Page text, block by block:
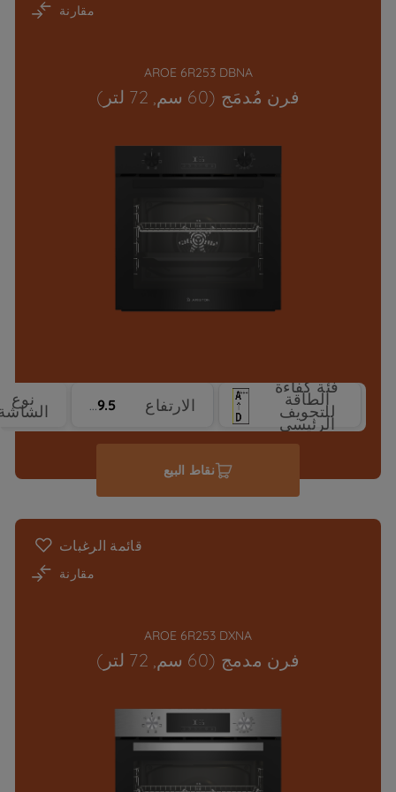
مقارنة
AROE 6R253 DBNA
فرن مُدمَج (60 سم, 72 لتر)
فئة كفاءة
الطاقة
للتجويف
الرئيسي
الارتفاع 59.5 cm نوع
نقاط البيع
قائمة الرغبات
مقارنة
AROE 6R253 DXNA
فرن مدمج (60 سم, 72 لتر)